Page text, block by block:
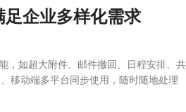
企业多样化需求
，如超大附件、邮件撤回、日程安排、共
移动端多平台同步使用，随时随地处理